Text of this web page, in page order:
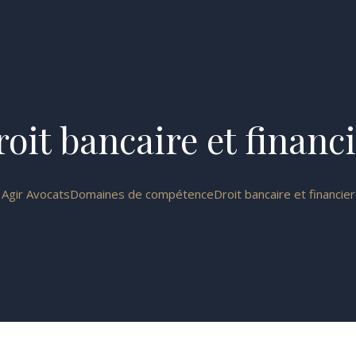
bancaire et
Agir AvocatsDomaines de compétenceDroit bancaire et financier